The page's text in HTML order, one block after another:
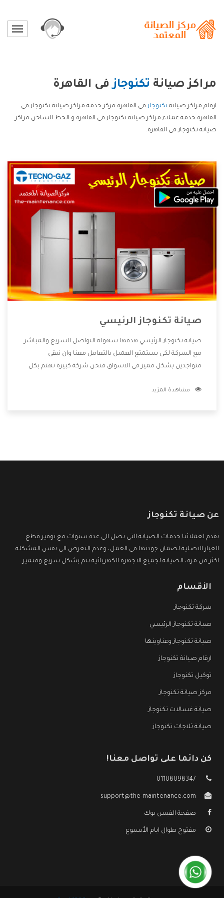
مراكز صيانة تكنوجازفى القاهرة
ارقام مراكز صيانة تكنوجازفى القاهرة مركز خدمة مراكز صيانة تكنوجاز فى
القاهرة خدمة عملاء مراكز صيانة تكنوجاز فى القاهرة و الخط الساخن مراكز
صيانة تكنوجاز فى القاهرة.
صيانة تكنوجاز الرئيسي
صيانة تكنوجاز الرئيسي هدفها سهولة التواصل السريع والمباشر
مع الشركة لكى يستمتع العميل بالتعامل معنا وان نبقى
متواجدين بشكل مميز فى الاسواق فنحن شركة كبيرة نهتم بكل
الشركة بها والتى تكون منها خدمة الصيانة التى تكون من أهم
مشاهدة المزيد
عن صيانة تكنوجاز
نقدم لعملائنا خدمات الصيانة التى تصل الى عدة سنوات مع توفير قطع
الغيار الاصلية لضمان جودتها فى العمل، وعدم التعرض الى نفس المشكلة
اكثر من مرة، الصيانة لجميع الاجهزة الكهربائية تتم بشكل سريع ومتميز.
الأقسام
شركة تكنوجاز
صيانة تكنوجاز الرئيسي
صيانة تكنوجاز وعناوينها
ارقام صيانة تكنوجاز
توكيل تكنوجاز
مركز صيانة تكنوجاز
صيانة غسالات تكنوجاز
صيانة ثلاجات تكنوجاز
كن دائما على تواصل معنا!
01108098347
support@the-maintenance.com
صفحة الفيس بوك
مفتوح طوال ايام الأسبوع